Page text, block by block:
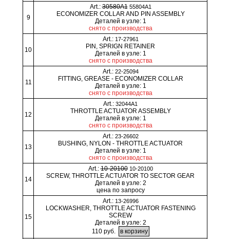
9
Art.:30580A1 55804A1
ECONOMIZER COLLAR AND PIN ASSEMBLY
Деталей в узле: 1
снято с производства
10
Art.: 17-27961
PIN, SPRIGN RETAINER
Деталей в узле: 1
снято с производства
11
Art.: 22-25094
FITTING, GREASE - ECONOMIZER COLLAR
Деталей в узле: 1
снято с производства
12
Art.: 32044A1
THROTTLE ACTUATOR ASSEMBLY
Деталей в узле: 1
снято с производства
13
Art.: 23-26602
BUSHING, NYLON - THROTTLE ACTUATOR
Деталей в узле: 1
снято с производства
14
Art.:10-20100 10-20100
SCREW, THROTTLE ACTUATOR TO SECTOR GEAR
Деталей в узле: 2
цена по запросу
15
Art.: 13-26996
LOCKWASHER, THROTTLE ACTUATOR FASTENING
SCREW
Деталей в узле: 2
110 руб.